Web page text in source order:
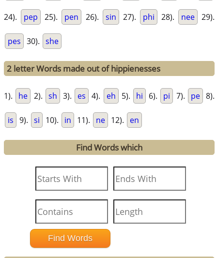
24). pep 25). pen 26). sin 27). phi 28). nee 29).
pes 30). she
2 letter Words made out of hippienesses
1). he 2). sh 3). es 4). eh 5). hi 6). pi 7). pe 8).
is 9). si 10). in 11). ne 12). en
Find Words which